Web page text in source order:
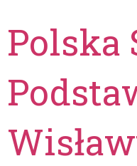
Polska